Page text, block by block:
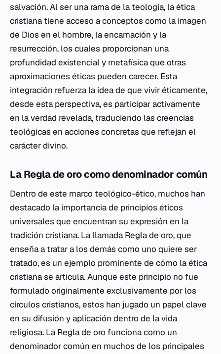
salvación. Al ser una rama de la teología, la ética
cristiana tiene acceso a conceptos como la imagen
de Dios en el hombre, la encarnación y la
resurrección, los cuales proporcionan una
profundidad existencial y metafísica que otras
aproximaciones éticas pueden carecer. Esta
integración refuerza la idea de que vivir éticamente,
desde esta perspectiva, es participar activamente
en la verdad revelada, traduciendo las creencias
teológicas en acciones concretas que reflejan el
carácter divino.
La Regla de oro como denominador común
Dentro de este marco teológico-ético, muchos han
destacado la importancia de principios éticos
universales que encuentran su expresión en la
tradición cristiana. La llamada Regla de oro, que
enseña a tratar a los demás como uno quiere ser
tratado, es un ejemplo prominente de cómo la ética
cristiana se articula. Aunque este principio no fue
formulado originalmente exclusivamente por los
círculos cristianos, estos han jugado un papel clave
en su difusión y aplicación dentro de la vida
religiosa. La Regla de oro funciona como un
denominador común en muchos de los principales